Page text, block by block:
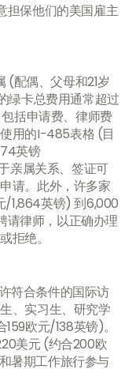
担保他们的美国雇主
(配偶、父母和21岁
绿卡总费用通常超过
括申请费、律师费
用的I-485表格 (目
英镑
亲属关系、签证可
请。此外，许多家
/1,864英镑) 到6,000
请律师，以正确办理
拒绝。
符合条件的国际访
、实习生、研究学
欧元/138英镑)。
美元 (约合200欧
暑期工作旅行参与